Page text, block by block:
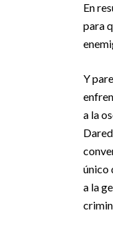
En
para
Y
a la
único
a la